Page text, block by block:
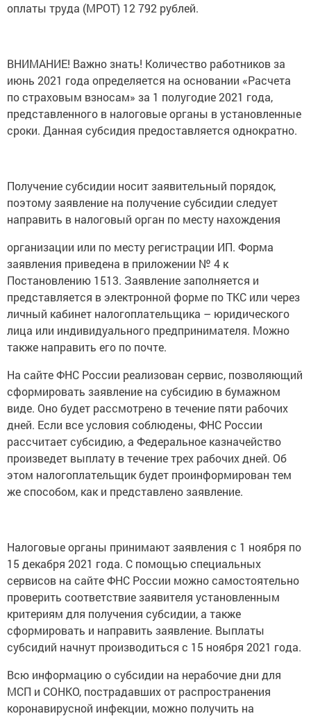
оплаты труда (МРОТ) 12 792 рублей.
ВНИМАНИЕ! Важно знать! Количество работников за
июнь 2021 года определяется на основании «Расчета
по страховым взносам» за 1 полугодие 2021 года,
представленного в налоговые органы в установленные
сроки. Данная субсидия предоставляется однократно.
Получение субсидии носит заявительный порядок,
поэтому заявление на получение субсидии следует
направить в налоговый орган по месту нахождения
организации или по месту регистрации ИП. Форма
заявления приведена в приложении № 4 к
Постановлению 1513. Заявление заполняется и
представляется в электронной форме по ТКС или через
личный кабинет налогоплательщика – юридического
лица или индивидуального предпринимателя. Можно
также направить его по почте.
На сайте ФНС России реализован сервис, позволяющий
сформировать заявление на субсидию в бумажном
виде. Оно будет рассмотрено в течение пяти рабочих
дней. Если все условия соблюдены, ФНС России
рассчитает субсидию, а Федеральное казначейство
произведет выплату в течение трех рабочих дней. Об
этом налогоплательщик будет проинформирован тем
же способом, как и представлено заявление.
Налоговые органы принимают заявления с 1 ноября по
15 декабря 2021 года. С помощью специальных
сервисов на сайте ФНС России можно самостоятельно
проверить соответствие заявителя установленным
критериям для получения субсидии, а также
сформировать и направить заявление. Выплаты
субсидий начнут производиться с 15 ноября 2021 года.
Всю информацию о субсидии на нерабочие дни для
МСП и СОНКО, пострадавших от распространения
коронавирусной инфекции, можно получить на